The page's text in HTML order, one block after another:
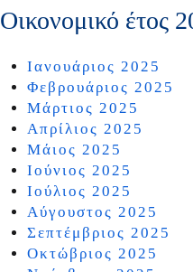
Οικονομικό έτος
Ιανουάριος 2025
Φεβρουάριος 2025
Μάρτιος 2025
Απρίλιος 2025
Μάιος 2025
Ιούνιος 2025
Ιούλιος 2025
Αύγουστος 2025
Σεπτέμβριος 2025
Οκτώβριος 2025